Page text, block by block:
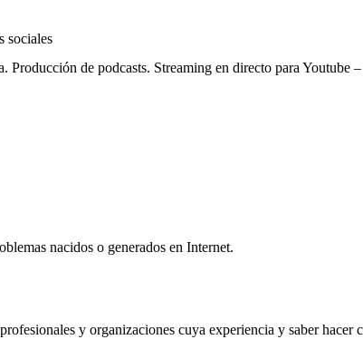
Producción de podcasts. Streaming en directo para Youtube
nacidos o generados en Internet.
y organizaciones cuya experiencia y saber